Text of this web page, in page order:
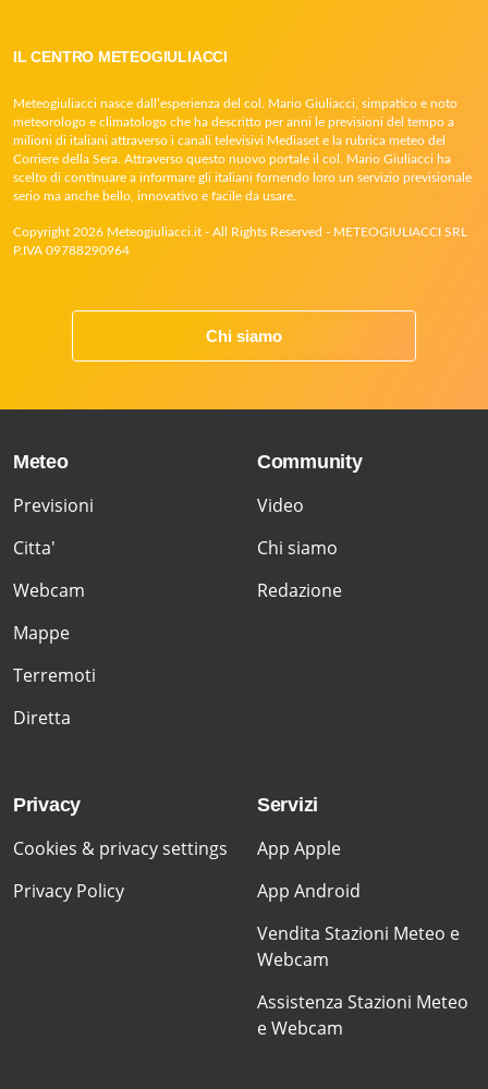
IL CENTRO METEOGIULIACCI
Meteogiuliacci nasce dall’esperienza del col. Mario Giuliacci, simpatico e noto
meteorologo e climatologo che ha descritto per anni le previsioni del tempo a
milioni di italiani attraverso i canali televisivi Mediaset e la rubrica meteo del
Corriere della Sera. Attraverso questo nuovo portale il col. Mario Giuliacci ha
scelto di continuare a informare gli italiani fornendo loro un servizio previsionale
serio ma anche bello, innovativo e facile da usare.
Copyright 2026 Meteogiuliacci.it - All Rights Reserved - METEOGIULIACCI SRL
P.IVA 09788290964
Chi siamo
Meteo
Previsioni
Citta'
Webcam
Mappe
Terremoti
Diretta
Community
Video
Chi siamo
Redazione
Privacy
Cookies & privacy settings
Privacy Policy
Servizi
App Apple
App Android
Vendita Stazioni Meteo e
Webcam
Assistenza Stazioni Meteo
e Webcam